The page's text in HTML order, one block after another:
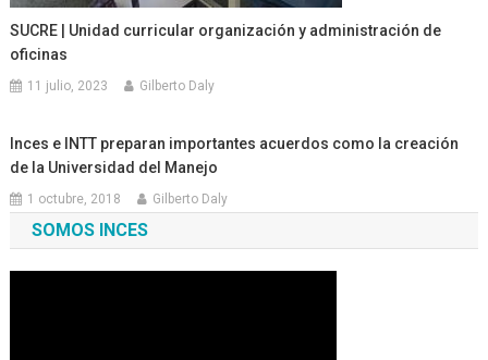
SUCRE | Unidad curricular organización y administración de
oficinas
11 julio, 2023 Gilberto Daly
Inces e INTT preparan importantes acuerdos como la creación
de la Universidad del Manejo
1 octubre, 2018 Gilberto Daly
SOMOS INCES